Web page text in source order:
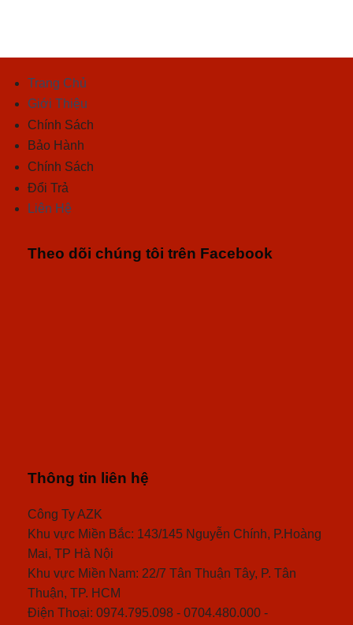
Trang Chủ
Giới Thiệu
Chính Sách
Bảo Hành
Chính Sách
Đổi Trả
Liên Hệ
Theo dõi chúng tôi trên Facebook
Thông tin liên hệ
Công Ty AZK
Khu vực Miền Bắc: 143/145 Nguyễn Chính, P.Hoàng
Mai, TP Hà Nội
Khu vực Miền Nam: 22/7 Tân Thuận Tây, P. Tân
Thuận, TP. HCM
Điện Thoại: 0974.795.098 - 0704.480.000 -